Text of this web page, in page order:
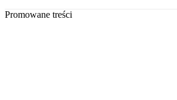
Promowane treści